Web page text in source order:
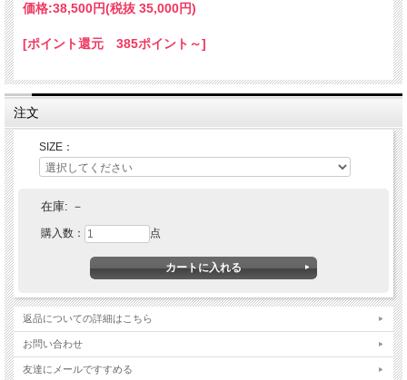
価格:38,500円(税抜 35,000円)
[ポイント還元 385ポイント～]
注文
SIZE：
在庫: －
購入数： 点
返品についての詳細はこちら
お問い合わせ
友達にメールですすめる